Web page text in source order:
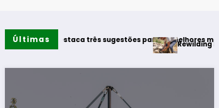
Últimas
destaca três sugestões para os melhores momentos
Rewilding Portugal